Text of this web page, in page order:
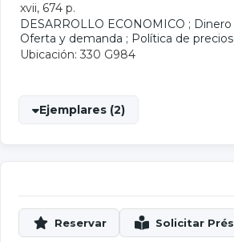
xvii, 674 p.
DESARROLLO ECONOMICO ; Dinero
Oferta y demanda ; Política de precios
Ubicación: 330 G984
Ejemplares (2)